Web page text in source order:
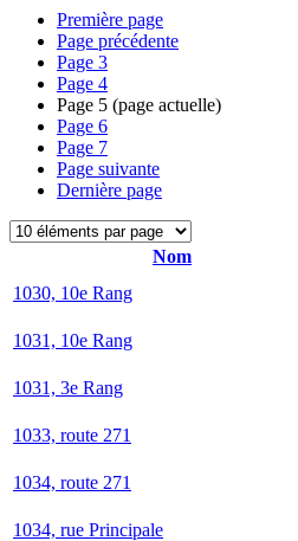
Première page
Page précédente
Page 3
Page 4
Page 5 (page actuelle)
Page 6
Page 7
Page suivante
Dernière page
Nom
1030, 10e Rang
1031, 10e Rang
1031, 3e Rang
1033, route 271
1034, route 271
1034, rue Principale